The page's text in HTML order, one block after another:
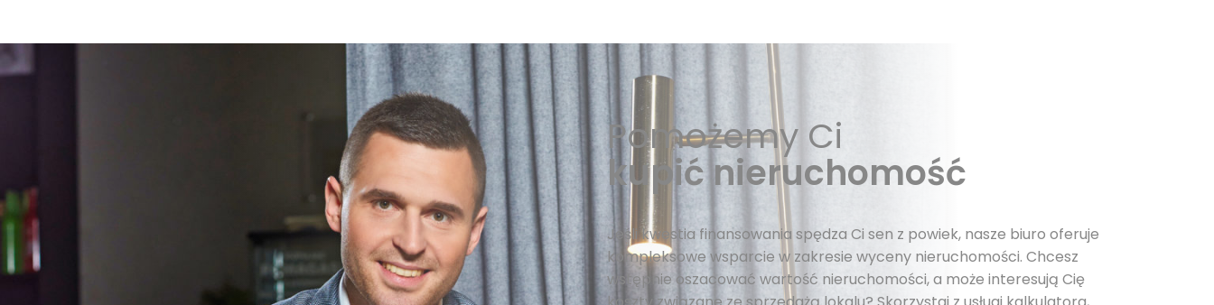
Pomożemy Ci
kupić nieruchomość
Jeśli kwestia finansowania spędza Ci sen z powiek, nasze biuro oferuje
kompleksowe wsparcie w zakresie wyceny nieruchomości. Chcesz
wstępnie oszacować wartość nieruchomości, a może interesują Cię